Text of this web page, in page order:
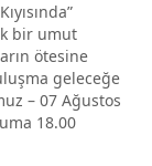
bir umut
ötesine
geleceğe
– 07 Ağustos
18.00